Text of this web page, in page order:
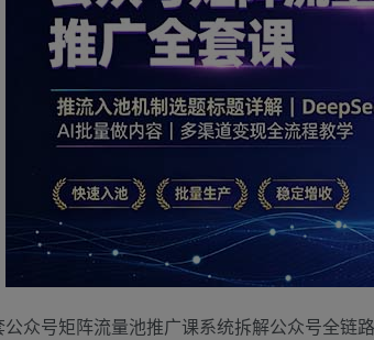
众号矩阵流量池推广课系统拆解公众号全